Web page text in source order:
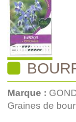
Marque :
Graines de